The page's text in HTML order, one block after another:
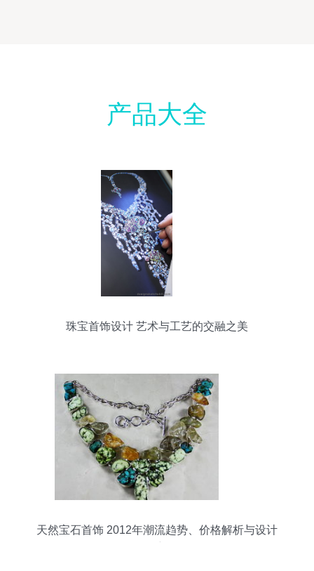
产品大全
珠宝首饰设计 艺术与工艺的交融之美
天然宝石首饰 2012年潮流趋势、价格解析与设计